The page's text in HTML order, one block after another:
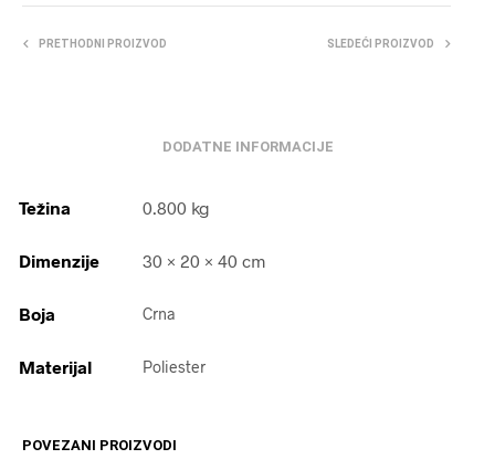
PRETHODNI PROIZVOD SLEDEĆI PROIZVOD
DODATNE INFORMACIJE
Težina 0.800 kg
Dimenzije 30 × 20 × 40 cm
Boja Crna
Materijal Poliester
POVEZANI PROIZVODI